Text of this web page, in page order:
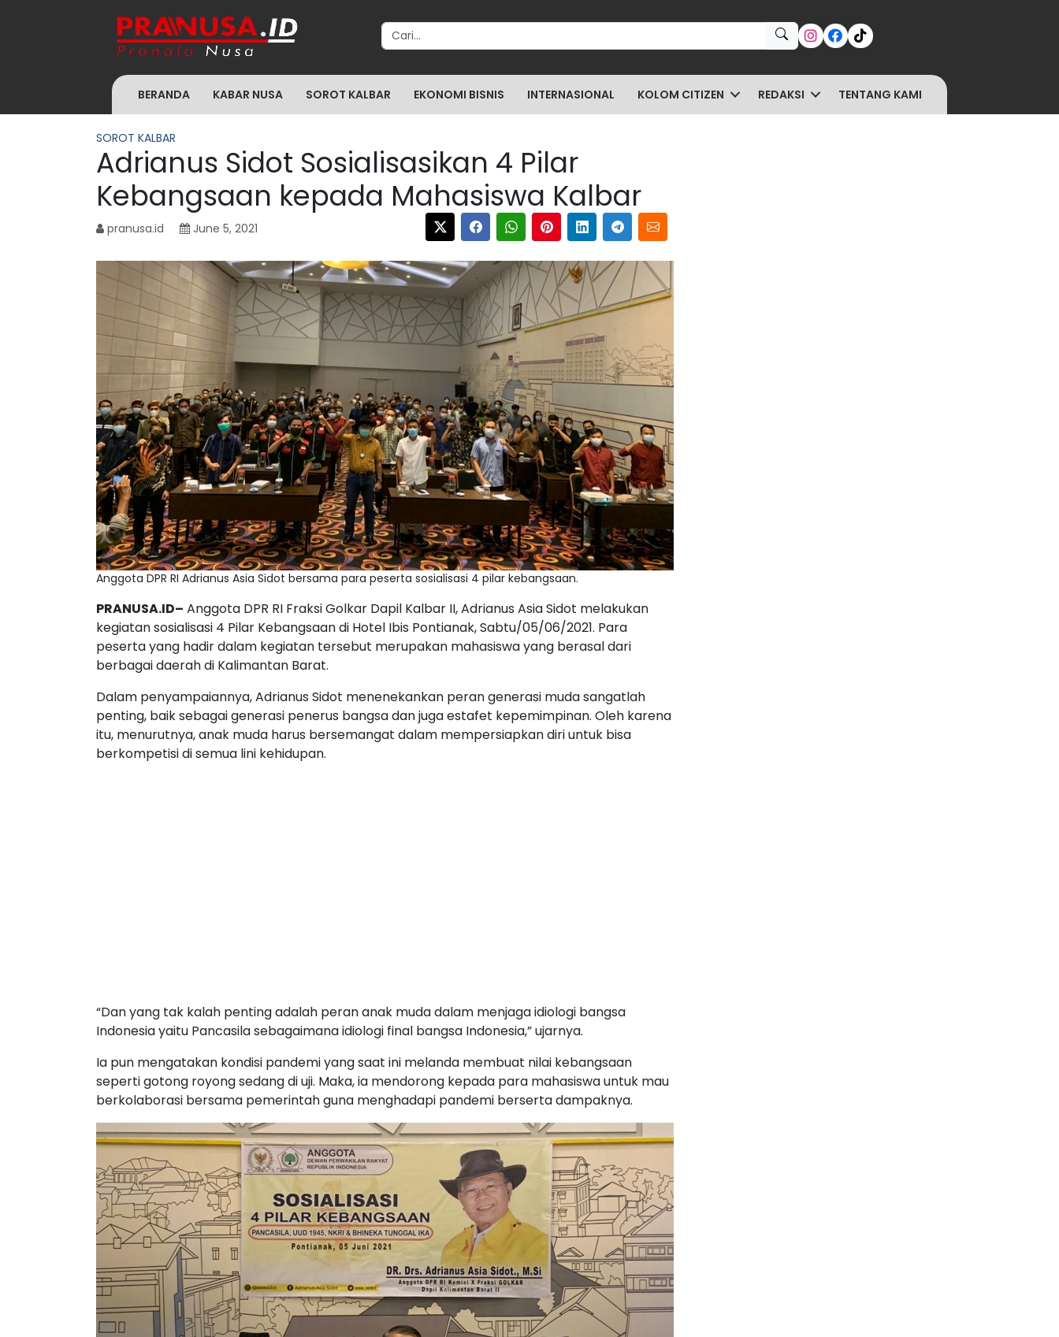
Search for:
BERANDA KABAR NUSA SOROT KALBAR EKONOMI BISNIS INTERNASIONAL KOLOM CITIZEN REDAKSI TENTANG KAMI
SOROT KALBAR
Adrianus Sidot Sosialisasikan 4 Pilar
Kebangsaan kepada Mahasiswa Kalbar
pranusa.id June 5, 2021
Anggota DPR RI Adrianus Asia Sidot bersama para peserta sosialisasi 4 pilar kebangsaan.
PRANUSA.ID– Anggota DPR RI Fraksi Golkar Dapil Kalbar II, Adrianus Asia Sidot melakukan
kegiatan sosialisasi 4 Pilar Kebangsaan di Hotel Ibis Pontianak, Sabtu/05/06/2021. Para
peserta yang hadir dalam kegiatan tersebut merupakan mahasiswa yang berasal dari
berbagai daerah di Kalimantan Barat.
Dalam penyampaiannya, Adrianus Sidot menenekankan peran generasi muda sangatlah
penting, baik sebagai generasi penerus bangsa dan juga estafet kepemimpinan. Oleh karena
itu, menurutnya, anak muda harus bersemangat dalam mempersiapkan diri untuk bisa
berkompetisi di semua lini kehidupan.
“Dan yang tak kalah penting adalah peran anak muda dalam menjaga idiologi bangsa
Indonesia yaitu Pancasila sebagaimana idiologi final bangsa Indonesia,” ujarnya.
Ia pun mengatakan kondisi pandemi yang saat ini melanda membuat nilai kebangsaan
seperti gotong royong sedang di uji. Maka, ia mendorong kepada para mahasiswa untuk mau
berkolaborasi bersama pemerintah guna menghadapi pandemi berserta dampaknya.